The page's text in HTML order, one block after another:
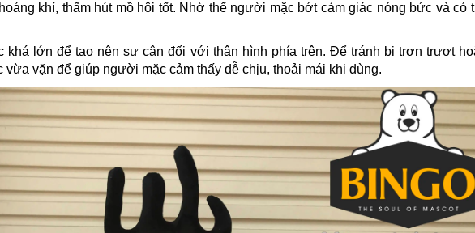
khí, thấm hút mồ hôi tốt. Nhờ thế người mặc bớt cảm giác nóng bức và có
lớn để tạo nên sự cân đối với thân hình phía trên. Để tránh bị trơn trượt
vặn để giúp người mặc cảm thấy dễ chịu, thoải mái khi dùng.